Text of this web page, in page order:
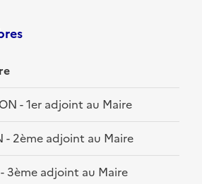
- 1er adjoint au Maire
- 2ème adjoint au Maire
3ème adjoint au Maire